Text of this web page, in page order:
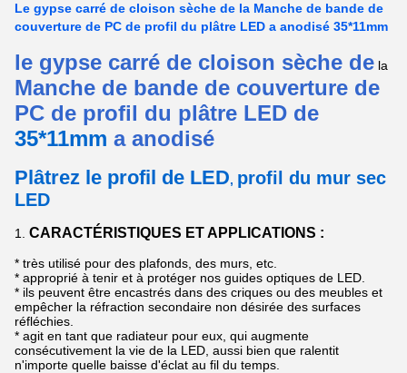
Le gypse carré de cloison sèche de la Manche de bande de
couverture de PC de profil du plâtre LED a anodisé 35*11mm
le gypse carré de cloison sèche de la
Manche de bande de couverture de
PC de profil du plâtre LED de
35*11mm a anodisé
Plâtrez le profil de LED, profil du mur sec
LED
1. CARACTÉRISTIQUES ET APPLICATIONS :
* très utilisé pour des plafonds, des murs, etc.
* approprié à tenir et à protéger nos guides optiques de LED.
* ils peuvent être encastrés dans des criques ou des meubles et
empêcher la réfraction secondaire non désirée des surfaces
réfléchies.
* agit en tant que radiateur pour eux, qui augmente
consécutivement la vie de la LED, aussi bien que ralentit
n'importe quelle baisse d'éclat au fil du temps.